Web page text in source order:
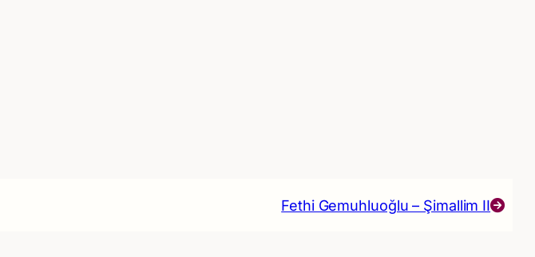
Fethi Gemuhluoğlu – Şimallim II